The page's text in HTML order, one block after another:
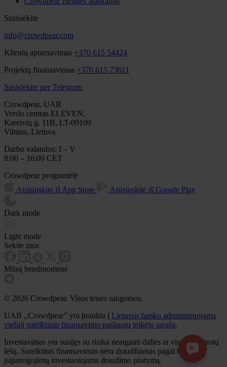
Susisiekite
info@crowdpear.com
Klientų aptarnavimas +370 615 54424
Projektų finansavimas +370 615 73611
Susisiekite per Telegram
Crowdpear, UAB
Verslo centras ELEVEN,
Kareivių g. 11B, LT-09109
Vilnius, Lietuva
Darbo valandos: I – V
8:00 – 16:00 CET
Crowdpear programėlė
Atsisiųskite iš App Store
Atsisiųskite iš Google Play
Dark mode
Light mode
Sekite mus
Mūsų bendruomenė
© 2026 Crowdpear. Visos teisės saugomos.
UAB ,,Crowdpear” yra įtraukta į Lietuvos banko administruojamą
viešąjį sutelktinio finansavimo paslaugų teikėjų sąrašą.
Investavimas yra susijęs su rizika neatgauti dalies ar visų investuotų
lėšų. Sutelktinis finansavimas nėra draudžiamas pagal indėlių ir
įsipareigojimų investuotojams draudimo įstatymą.